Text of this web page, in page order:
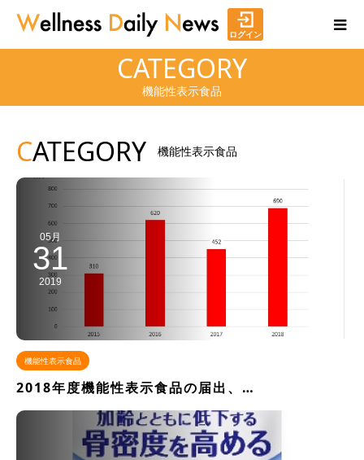
ログイン
CATEGORY
機能性表示食品
CATEGORY 機能性表示食品
05月
31
2019
機能性表示食品
2018年度機能性表示食品の届出、…